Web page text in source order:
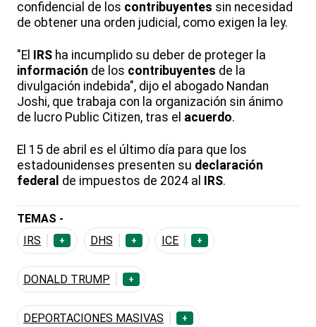
confidencial de los contribuyentes sin necesidad
de obtener una orden judicial, como exigen la ley.
"El IRS ha incumplido su deber de proteger la
información de los contribuyentes de la
divulgación indebida", dijo el abogado Nandan
Joshi, que trabaja con la organización sin ánimo
de lucro Public Citizen, tras el acuerdo.
El 15 de abril es el último día para que los
estadounidenses presenten su declaración
federal de impuestos de 2024 al IRS.
TEMAS -
IRS
+ DHS + ICE +
DONALD TRUMP +
DEPORTACIONES MASIVAS +